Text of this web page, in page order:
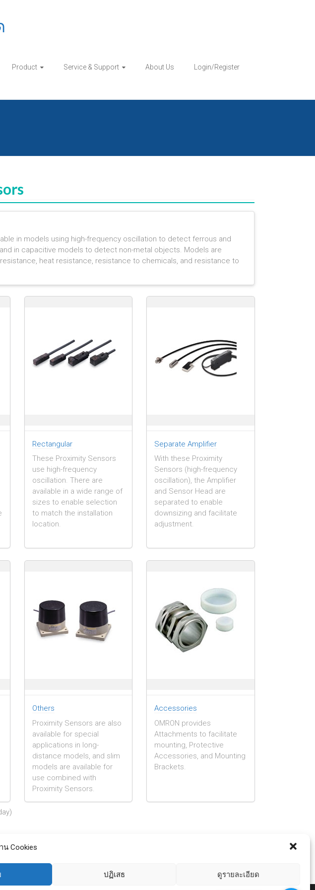
น Cookies
ปฏิเสธ ดูรายละเอียด
Product Service & Support About Us Login/Register
in models using high-frequency oscillation to detect ferrous and
in capacitive models to detect non-metal objects. Models are
heat resistance, resistance to chemicals, and resistance to
Rectangular
These Proximity Sensors
use high-frequency
oscillation. There are
available in a wide range of
sizes to enable selection
to match the installation
location.
Separate Amplifier
With these Proximity
Sensors (high-frequency
oscillation), the Amplifier
and Sensor Head are
separated to enable
downsizing and facilitate
adjustment.
Others
Proximity Sensors are also
available for special
applications in long-
distance models, and slim
models are available for
use combined with
Proximity Sensors.
Accessories
OMRON provides
Attachments to facilitate
mounting, Protective
Accessories, and Mounting
Brackets.